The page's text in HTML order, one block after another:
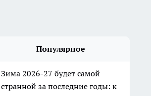
Популярное
Зима 2026-27 будет самой
странной за последние годы: к